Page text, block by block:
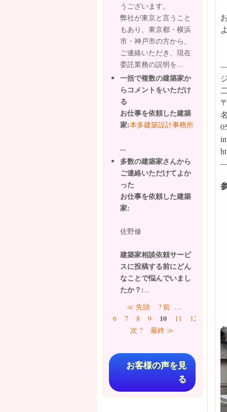
うございます。
弊社が東京と言うこと
もあり、東京都・横浜
市・神戸市の方から、
ご連絡いただき、現在
委託業務の説明を...
一括で複数の建築家か
らコメントをいただけ
る
お仕事を依頼した建築
家:本多建築設計事務所
...
多数の建築家さんから
ご連絡いただけてよか
った
お仕事を依頼した建築
家:
佐野修
建築家相談依頼サービ
スに投稿する前にどん
なことで悩んでいまし
たか？:...
ページ≪ 先頭 ? 前 …
6
7 8 9 10 11 12
次 ?
最終 ≫
お客様の声を見
る